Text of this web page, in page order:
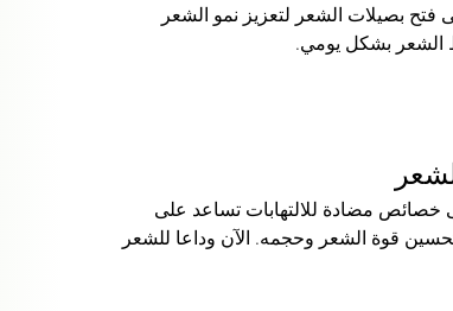
بصيلات الشعر لتعزيز نمو الشعر
الشعر بشكل يومي.
خصائص مضادة للالتهابات تساعد على
قوة الشعر وحجمه. الآن وداعا للشعر